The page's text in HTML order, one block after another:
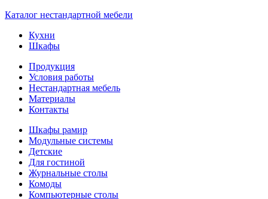
Каталог нестандартной мебели
Кухни
Шкафы
Продукция
Условия работы
Нестандартная мебель
Материалы
Контакты
Шкафы рамир
Модульные системы
Детские
Для гостиной
Журнальные столы
Комоды
Компьютерные столы